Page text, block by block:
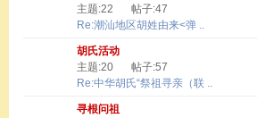
主题:22
帖子:47
Re:潮汕地区胡姓由来<弹 ..
胡氏活动
主题:20
帖子:57
Re:中华胡氏“祭祖寻亲（联 ..
寻根问祖